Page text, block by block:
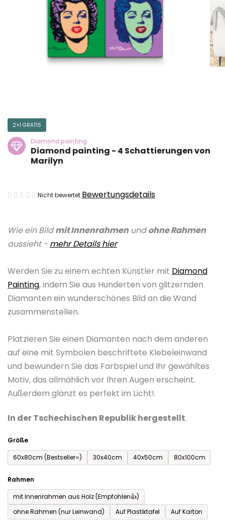
Wie ein Bildmit Innenrahmenundohne Rahmen
aussieht - mehr Details hier
Werden Sie zu einem echten Künstler mit Diamond
Painting, indem Sie aus Hunderten von glitzernden
Diamanten ein wunderschönes Bild an die Wand
zusammenstellen.
Platzieren Sie einen Diamanten nach dem anderen
auf eine mit Symbolen beschriftete Klebeleinwand
und bewundern Sie das Farbspiel und Ihr gewähltes
Motiv, das allmählich vor Ihren Augen erscheint.
Außerdem glänzt es perfekt im Licht!.
In der Tschechischen Republik hergestellt.
Größe
60x80cm (Bestseller⭐)
30x40cm 40x50cm 80x100cm
Rahmen
mit Innenrahmen aus Holz (Empfohlen👍)
ohne Rahmen (nur Leinwand)
Auf Plastiktafel Auf Karton
2+1 GRATIS
Diamond painting
Diamond painting - 4 Schattierungen von
Marilyn
Die
ist
0,0
5
Sternen.
Nicht bewertet Bewertungsdetails